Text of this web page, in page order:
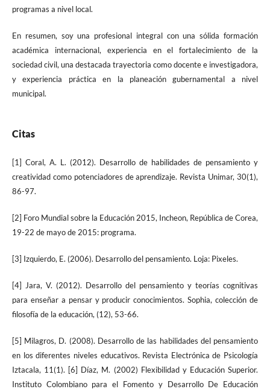
programas a nivel local.
En resumen, soy una profesional integral con una sólida formación
académica internacional, experiencia en el fortalecimiento de la
sociedad civil, una destacada trayectoria como docente e investigadora,
y experiencia práctica en la planeación gubernamental a nivel
municipal.
Citas
[1] Coral, A. L. (2012). Desarrollo de habilidades de pensamiento y
creatividad como potenciadores de aprendizaje. Revista Unimar, 30(1),
86-97.
[2] Foro Mundial sobre la Educación 2015, Incheon, República de Corea,
19-22 de mayo de 2015: programa.
[3] Izquierdo, E. (2006). Desarrollo del pensamiento. Loja: Pixeles.
[4] Jara, V. (2012). Desarrollo del pensamiento y teorías cognitivas
para enseñar a pensar y producir conocimientos. Sophia, colección de
filosofía de la educación, (12), 53-66.
[5] Milagros, D. (2008). Desarrollo de las habilidades del pensamiento
en los diferentes niveles educativos. Revista Electrónica de Psicología
Iztacala, 11(1). [6] Díaz, M. (2002) Flexibilidad y Educación Superior.
Instituto Colombiano para el Fomento y Desarrollo De Educación